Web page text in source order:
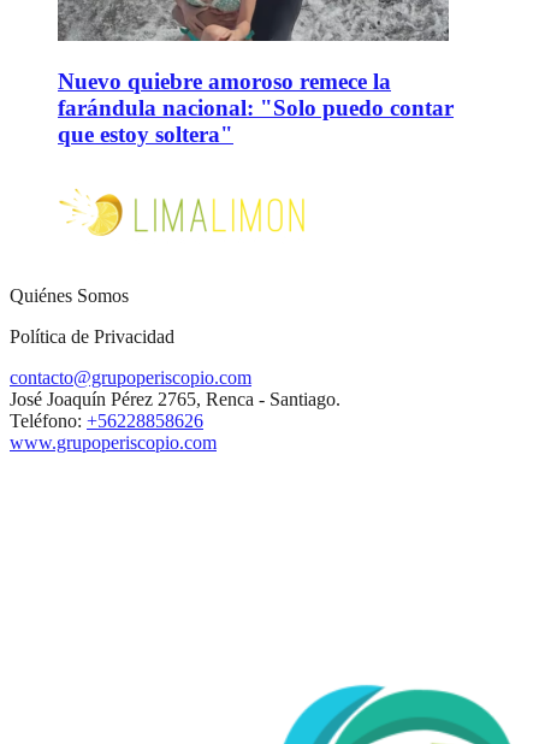
Nuevo quiebre amoroso remece la
farándula nacional: "Solo puedo contar
que estoy soltera"
Quiénes Somos
Política de Privacidad
contacto@grupoperiscopio.com
José Joaquín Pérez 2765, Renca - Santiago.
Teléfono: +56228858626
www.grupoperiscopio.com